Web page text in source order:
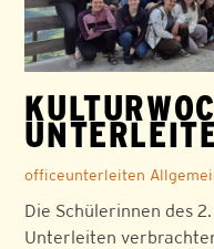
officeunterleiten
Die Schülerinnen des
Unterleiten